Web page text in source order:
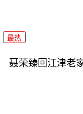
最热
聂荣臻回江津老